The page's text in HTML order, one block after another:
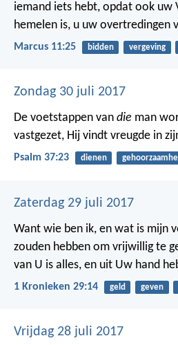
iemand iets hebt, opdat ook uw
hemelen is, u uw overtredingen
Marcus 11:25 bidden vergeving
Zondag 30 juli 2017
De voetstappen van die man
vastgezet, Hij vindt vreugde in
Psalm 37:23 dienen
Zaterdag 29 juli 2017
Want wie ben ik, en wat is mijn
zouden hebben om vrijwillig te
van U is alles, en uit Uw hand
1 Kronieken 29:14 geld geven
Vrijdag 28 juli 2017